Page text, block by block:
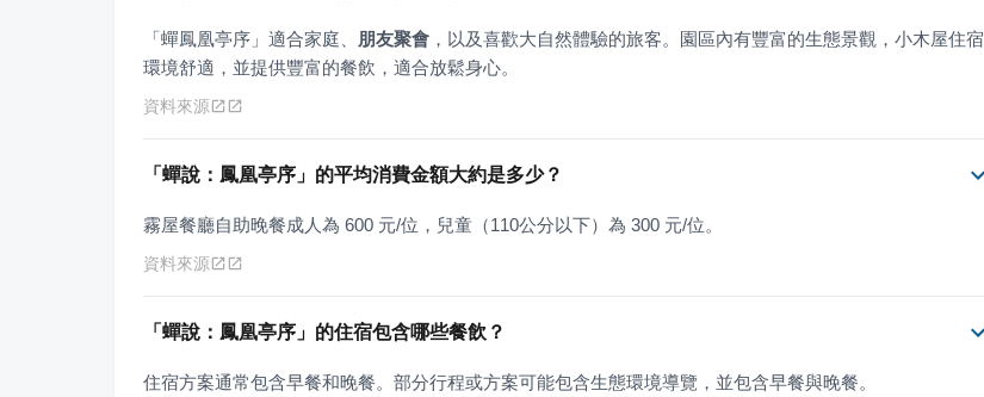
「蟬鳳凰亭序」適合家庭、 朋友聚會 ，以及喜歡大自然體驗的旅客。園區內有豐富的生態景觀，小木屋住宿
環境舒適，並提供豐富的餐飲，適合放鬆身心。
資料來源
「蟬說：鳳凰亭序」的平均消費金額大約是多少？
霧屋餐廳自助晚餐成人為 600 元/位，兒童（110公分以下）為 300 元/位。
資料來源
「蟬說：鳳凰亭序」的住宿包含哪些餐飲？
住宿方案通常包含早餐和晚餐。部分行程或方案可能包含生態環境導覽，並包含早餐與晚餐。